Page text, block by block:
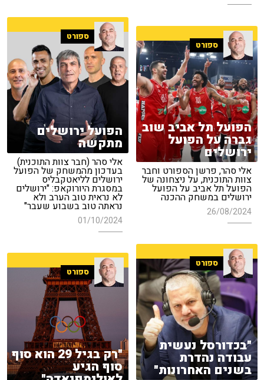
ספורט
הפועל ירושלים
מתקשה
אלי סהר (חבר צוות התוכנית)
בעדכון מהמשחק של הפועל
ירושלים לליאטקבליס
במסגרת היורוקאפ: "ירושלים
לא נראית טוב הערב ולא
נראתה טוב בשבוע שעבר"
01/10/2024
ספורט
הפועל תל אביב שוב
גברה על הפועל
ירושלים
אלי סהר, פרשן הספורט וחבר
צוות התוכנית, על ניצחונה של
הפועל תל אביב על הפועל
ירושלים במשחק ההכנה
26/08/2024
ספורט
"בכדורסל נעשית
עבודה נהדרת
בשנים האחרונות"
ספורט
"רק בגיל 29 הוא סוף
סוף הגיע